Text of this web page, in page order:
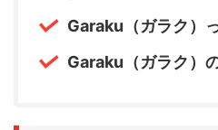
Garaku（ガラク）
Garaku（ガラク）